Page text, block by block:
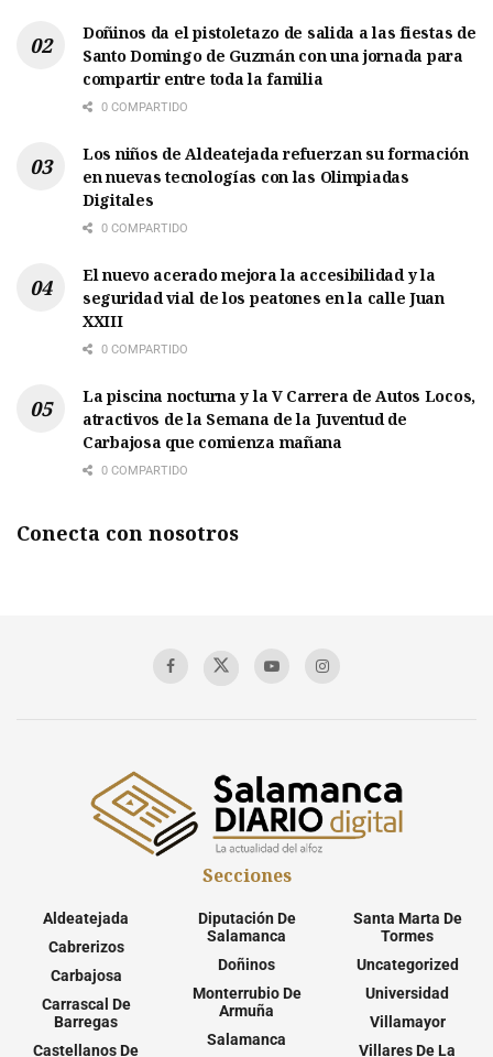
Doñinos da el pistoletazo de salida a las fiestas de
Santo Domingo de Guzmán con una jornada para
compartir entre toda la familia
0 COMPARTIDO
Los niños de Aldeatejada refuerzan su formación
en nuevas tecnologías con las Olimpiadas
Digitales
0 COMPARTIDO
El nuevo acerado mejora la accesibilidad y la
seguridad vial de los peatones en la calle Juan
XXIII
0 COMPARTIDO
La piscina nocturna y la V Carrera de Autos Locos,
atractivos de la Semana de la Juventud de
Carbajosa que comienza mañana
0 COMPARTIDO
Conecta con nosotros
Secciones
Aldeatejada
Cabrerizos
Carbajosa
Carrascal De
Barregas
Castellanos De
Diputación De
Salamanca
Doñinos
Monterrubio De
Armuña
Salamanca
Santa Marta De
Tormes
Uncategorized
Universidad
Villamayor
Villares De La